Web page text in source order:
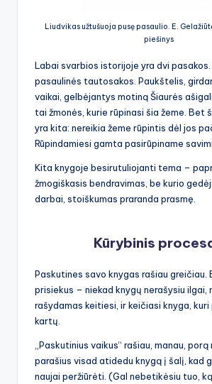
Liudvikas užtušuoja pusę pasaulio. E.
piešinys
Labai svarbios istorijoje yra dvi pasakos.
pasaulinės tautosakos. Paukštelis,
vaikai, gelbėjantys motiną Šiaurės
tai žmonės, kurie rūpinasi šia žeme. Bet
yra kita: nereikia žeme rūpintis dėl jos
Rūpindamiesi gamta pasirūpiname
Kita knygoje besirutuliojanti tema –
žmogiškasis bendravimas, be kurio
darbai, stoiškumas praranda prasmę.
Kūrybinis
Paskutines savo knygas rašiau greičiau.
prisiekus – niekad knygų nerašysiu ilgai,
rašydamas keitiesi, ir keičiasi knyga,
kartų.
„Paskutinius vaikus“ rašiau, manau, porą
parašius visad atidedu knygą į šalį, kad
naujai peržiūrėti. (Gal nebetikėsiu tuo,